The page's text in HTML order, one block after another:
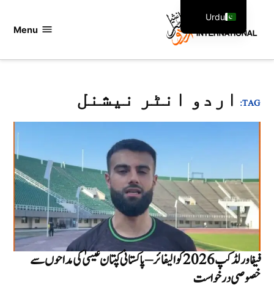
Menu
TAG: اردو انٹر نیشنل
فیفا ورلڈ کپ 2026 کوالیفائر – پاکستانی کپتان عیسیٰ کی مداحوں سے
خصوصی درخواست
Urdu
English